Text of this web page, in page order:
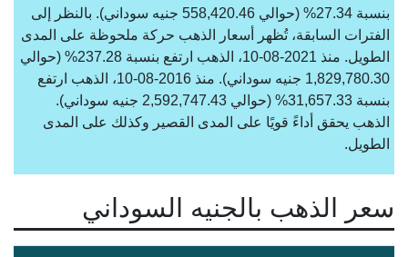
بنسبة 27.34% (حوالي 558,420.46 جنيه سوداني). بالنظر إلى
الفترات السابقة، تُظهر أسعار الذهب حركة ملحوظة على المدى
الطويل. منذ 2021-08-10، الذهب ارتفع بنسبة 237.28% (حوالي
1,829,780.30 جنيه سوداني). منذ 2016-08-10، الذهب ارتفع
بنسبة 31,657.33% (حوالي 2,592,747.43 جنيه سوداني).
الذهب يحقق أداءً قويًا على المدى القصير وكذلك على المدى
الطويل.
سعر الذهب بالجنيه السوداني